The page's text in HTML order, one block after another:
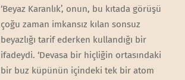
‘Beyaz Karanlık’, onun, bu kıtada görüşü
çoğu zaman imkansız kılan sonsuz
beyazlığı tarif ederken kullandığı bir
ifadeydi. ‘Devasa bir hiçliğin ortasındaki
bir buz küpünün içindeki tek bir atom